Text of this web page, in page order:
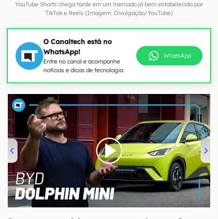
YouTube Shorts chega tarde em um mercado já bem estabelecido por
TikTok e Reels (Imagem: Divulgação/YouTube)
O Canaltech está no
WhatsApp!
Entre no canal e acompanhe
notícias e dicas de tecnologia
WhatsApp
00:00/04:07